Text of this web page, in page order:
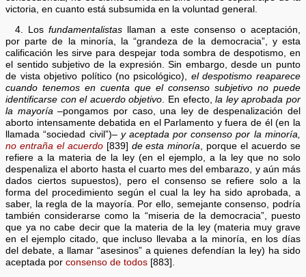
victoria, en cuanto está subsumida en la voluntad general.
4. Los fundamentalistasllaman a este consenso o aceptación,
por parte de la minoría, la “grandeza de la democracia”, y esta
calificación les sirve para despejar toda sombra de despotismo, en
el sentido subjetivo de la expresión. Sin embargo, desde un punto
de vista objetivo político (no psicológico), el despotismo reaparece
cuando tenemos en cuenta que el consenso subjetivo no puede
identificarse con el acuerdo objetivo. En efecto,la ley aprobada por
la mayoría–pongamos por caso, una ley de despenalización del
aborto intensamente debatida en el Parlamento y fuera de él (en la
llamada “sociedad civil”)– y aceptada por consenso por la minoría,
no entraña el acuerdo[839] de esta minoría, porque el acuerdo se
refiere a la materia de la ley (en el ejemplo, a la ley que no solo
despenaliza el aborto hasta el cuarto mes del embarazo, y aún más
dados ciertos supuestos), pero el consenso se refiere solo a la
forma del procedimiento según el cual la ley ha sido aprobada, a
saber, la regla de la mayoría. Por ello, semejante consenso, podría
también considerarse como la “miseria de la democracia”, puesto
que ya no cabe decir que la materia de la ley (materia muy grave
en el ejemplo citado, que incluso llevaba a la minoría, en los días
del debate, a llamar “asesinos” a quienes defendían la ley) ha sido
aceptada porconsenso de todos [883].